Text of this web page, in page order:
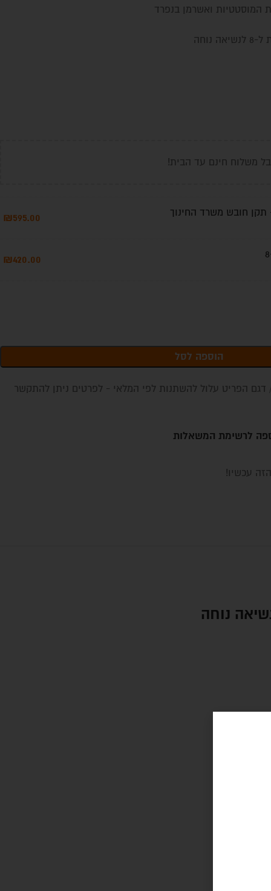
המוסטטיות ואשרמן בנפרד
משלוח חינם עד הבית!
חובש משרד החינוך ₪595.00
₪420.00
הוספה לסל
הפריט עלול להשתנות לפי המלאי - לפרטים ניתן להתקשר
לרשימת המשאלות
עכשיו!